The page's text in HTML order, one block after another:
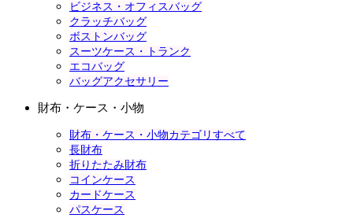
ビジネス・オフィスバッグ
クラッチバッグ
ボストンバッグ
スーツケース・トランク
エコバッグ
バッグアクセサリー
財布・ケース・小物
財布・ケース・小物カテゴリすべて
長財布
折りたたみ財布
コインケース
カードケース
パスケース